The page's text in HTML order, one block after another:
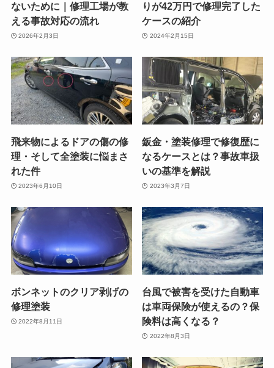
ないために｜修理工場が教
える事故対応の流れ
2026年2月3日
りが42万円で修理完了した
ケースの紹介
2024年2月15日
飛来物によるドアの傷の修
理・そして全塗装に悩まさ
れた件
2023年6月10日
鈑金・塗装修理で修復歴に
なるケースとは？事故車扱
いの基準を解説
2023年3月7日
ボンネットのクリア剥げの
修理塗装
2022年8月11日
台風で被害を受けた自動車
は車両保険が使えるの？保
険料は高くなる？
2022年8月3日